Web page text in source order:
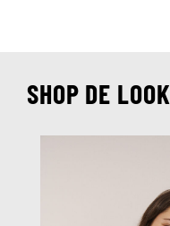
SHOP DE LOOK